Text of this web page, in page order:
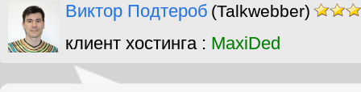
Виктор Подтероб (Talkwebber)
клиент хостинга : MaxiDed